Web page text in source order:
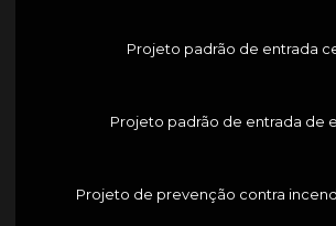
Projeto padrão de entrada
Projeto padrão de entrada de
Projeto de prevenção contra